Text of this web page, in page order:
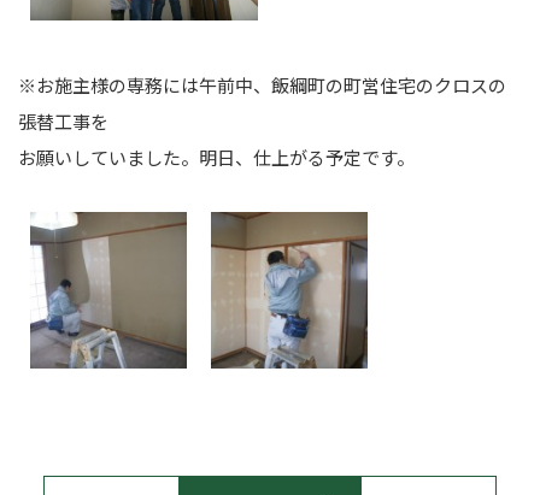
※お施主様の専務には午前中、飯綱町の町営住宅のクロスの
張替工事を
お願いしていました。明日、仕上がる予定です。